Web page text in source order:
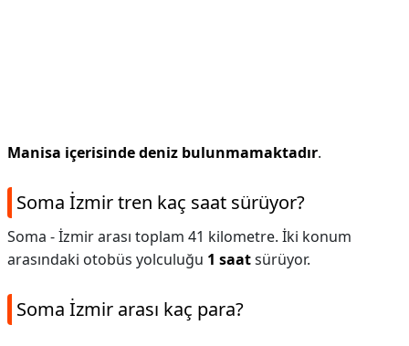
Manisa içerisinde deniz bulunmamaktadır.
Soma İzmir tren kaç saat sürüyor?
Soma - İzmir arası toplam 41 kilometre. İki konum
arasındaki otobüs yolculuğu 1 saatsürüyor.
Soma İzmir arası kaç para?